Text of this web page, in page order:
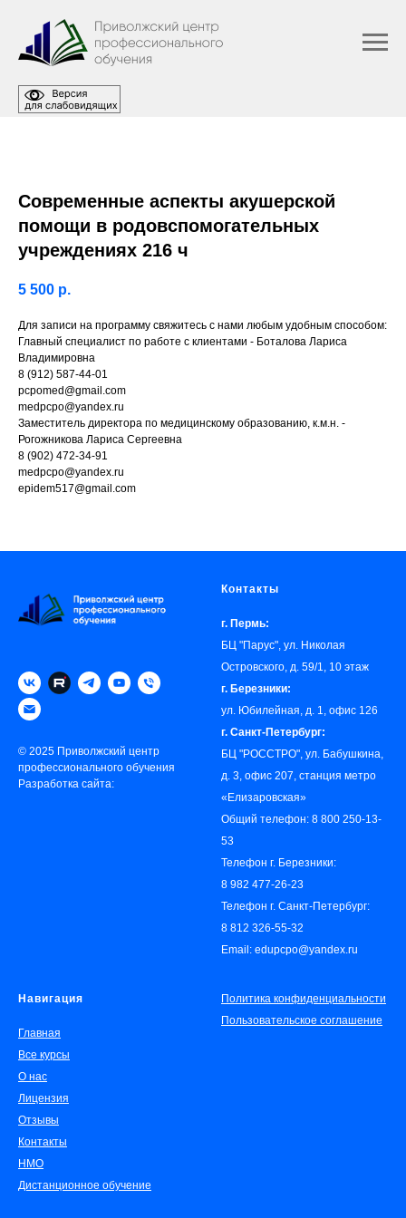
Современные аспекты акушерской
помощи в родовспомогательных
учреждениях 216 ч
5 500 р.
Для записи на программу свяжитесь с нами любым удобным способом:
Главный специалист по работе с клиентами - Боталова Лариса
Владимировна
8 (912) 587-44-01
pcpomed@gmail.com
medpcpo@yandex.ru
Заместитель директора по медицинскому образованию, к.м.н. -
Рогожникова Лариса Сергеевна
8 (902) 472-34-91
medpcpo@yandex.ru
epidem517@gmail.com
© 2025 Приволжский центр
профессионального обучения
Разработка сайта:
Контакты
г. Пермь:
БЦ "Парус", ул. Николая
Островского, д. 59/1, 10 этаж
г. Березники:
ул. Юбилейная, д. 1, офис 126
г. Санкт-Петербург:
БЦ "РОССТРО", ул. Бабушкина,
д. 3, офис 207, станция метро
«‎Елизаровская»
Общий телефон: 8 800 250-13-
53
Телефон г. Березники:
8 982 477-26-23
Телефон г. Санкт-Петербург:
8 812 326-55-32
Email: edupcpo@yandex.ru
Навигация
Главная
Все курсы
О нас
Лицензия
Отзывы
Контакты
НМО
Дистанционное обучение
Политика конфиденциальности
Пользовательское соглашение